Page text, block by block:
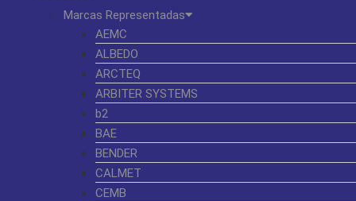
Marcas Representadas
AEMC
ALBEDO
ARCTEQ
ARBITER SYSTEMS
b2
BAE
BENDER
CALMET
CEMB